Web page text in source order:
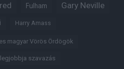
Fulham Gary Neville
Harry Amass
magyar Vörös Ördögök
szavazás